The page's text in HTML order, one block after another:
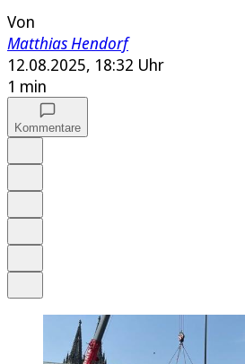
Von
Matthias Hendorf
12.08.2025, 18:32 Uhr
1 min
Kommentare